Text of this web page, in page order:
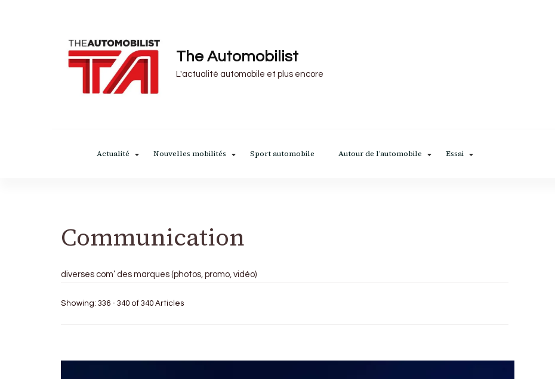
The Automobilist
L'actualité automobile et plus encore
Actualité Nouvelles mobilités Sport automobile Autour de l’automobile Essai
Communication
diverses com’ des marques (photos, promo, vidéo)
Showing: 336 - 340 of 340 Articles